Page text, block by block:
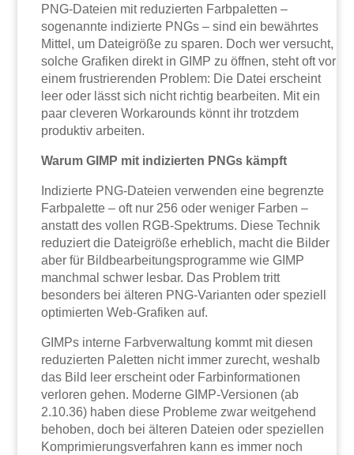
PNG-Dateien mit reduzierten Farbpaletten –
sogenannte indizierte PNGs – sind ein bewährtes
Mittel, um Dateigröße zu sparen. Doch wer versucht,
solche Grafiken direkt in GIMP zu öffnen, steht oft vor
einem frustrierenden Problem: Die Datei erscheint
leer oder lässt sich nicht richtig bearbeiten. Mit ein
paar cleveren Workarounds könnt ihr trotzdem
produktiv arbeiten.
Warum GIMP mit indizierten PNGs kämpft
Indizierte PNG-Dateien verwenden eine begrenzte
Farbpalette – oft nur 256 oder weniger Farben –
anstatt des vollen RGB-Spektrums. Diese Technik
reduziert die Dateigröße erheblich, macht die Bilder
aber für Bildbearbeitungsprogramme wie GIMP
manchmal schwer lesbar. Das Problem tritt
besonders bei älteren PNG-Varianten oder speziell
optimierten Web-Grafiken auf.
GIMPs interne Farbverwaltung kommt mit diesen
reduzierten Paletten nicht immer zurecht, weshalb
das Bild leer erscheint oder Farbinformationen
verloren gehen. Moderne GIMP-Versionen (ab
2.10.36) haben diese Probleme zwar weitgehend
behoben, doch bei älteren Dateien oder speziellen
Komprimierungsverfahren kann es immer noch